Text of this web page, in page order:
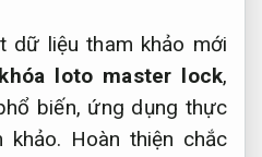
dữ liệu tham khảo mới
khóa loto master lock,
biến, ứng dụng thực
khảo. Hoàn thiện chắc